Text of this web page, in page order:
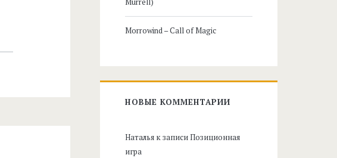
Morrowind – Call of Magic
НОВЫЕ КОММЕНТАРИИ
Наталья к записиПозиционная
игра